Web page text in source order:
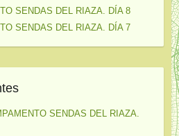
SENDAS DEL RIAZA. DÍA 8
SENDAS DEL RIAZA. DÍA 7
SENDAS DEL RIAZA.